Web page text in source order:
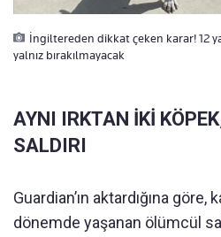
İngiltereden dikkat çeken karar! 12
yalnız bırakılmayacak
AYNI IRKTAN İKİ
SALDIRI
Guardian’ın aktardığına göre,
dönemde yaşanan ölümcül